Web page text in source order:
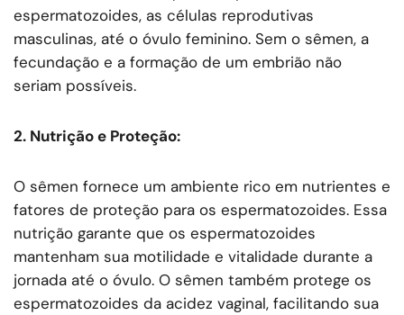
espermatozoides, as células reprodutivas
masculinas, até o óvulo feminino. Sem o sêmen, a
fecundação e a formação de um embrião não
seriam possíveis.
2. Nutrição e Proteção:
O sêmen fornece um ambiente rico em nutrientes e
fatores de proteção para os espermatozoides. Essa
nutrição garante que os espermatozoides
mantenham sua motilidade e vitalidade durante a
jornada até o óvulo. O sêmen também protege os
espermatozoides da acidez vaginal, facilitando sua